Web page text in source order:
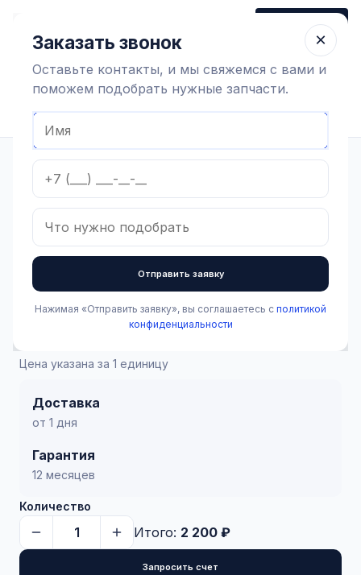
Заказать звонок
Вакуумная система
Лопатка вакуумного насоса GPV 1500
В наличии
Лопатка вакуумного
насоса GPV 1500
1.2.4.032
Цена указана за 1 единицу
Доставка
от 1 дня
Гарантия
12 месяцев
Количество
Итого: 2 200 ₽
Запросить счет
×
Заказать звонок
Оставьте контакты, и мы свяжемся с вами и
поможем подобрать нужные запчасти.
Отправить заявку
Нажимая «Отправить заявку», вы соглашаетесь с политикой
конфиденциальности